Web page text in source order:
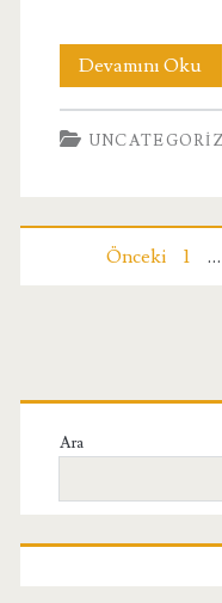
Devamını OkuBig
YazıÖnceki 1 …
Birincil
Yan
Menü
Ara